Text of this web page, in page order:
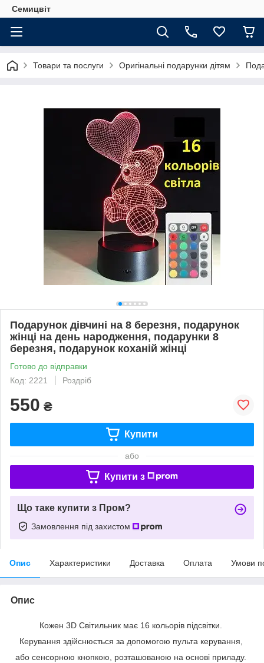
Семицвіт
Товари та послуги Оригінальні подарунки дітям
Подарунок дівчині на 8 березня, подарунок
жінці на день народження, подарунки 8
березня, подарунок коханій жінці
Готово до відправки
Код: 2221
Роздріб
550 ₴
Купити
або
Купити з
Що таке купити з Пром?
Замовлення під захистом
Опис Характеристики Доставка Оплата Умови
Опис
Кожен 3D Світильник має 16 кольорів підсвітки.
Керування здійснюється за допомогою пульта керування,
або сенсорною кнопкою, розташованою на основі приладу.